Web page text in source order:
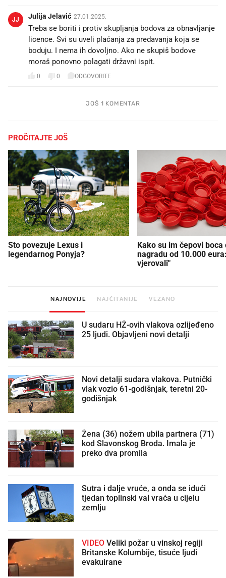
JJ Julija Jelavić 27.01.2025.
Treba se boriti i protiv skupljanja bodova za obnavljanje
licence. Svi su uveli plaćanja za predavanja koja se
boduju. I nema ih dovoljno. Ako ne skupiš bodove
moraš ponovno polagati državni ispit.
0 0 ODGOVORITE
JOŠ 1 KOMENTAR
PROČITAJTE JOŠ
Što povezuje Lexus i
legendarnog Ponyja?
Kako su im čepovi boca
nagradu od 10.000
vjerovali"
NAJNOVIJE NAJČITANIJE VEZANO
U sudaru HŽ-ovih vlakova ozlijeđeno
25 ljudi. Objavljeni novi detalji
Novi detalji sudara vlakova. Putnički
vlak vozio 61-godišnjak, teretni 20-
godišnjak
Žena (36) nožem ubila partnera (71)
kod Slavonskog Broda. Imala je
preko dva promila
Sutra i dalje vruće, a onda se idući
tjedan toplinski val vraća u cijelu
zemlju
VIDEO
Britanske Kolumbije, tisuće ljudi
evakuirane